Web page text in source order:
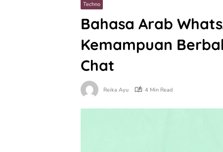
Techno
Bahasa Arab
Kemampuan
Chat
Reika Ayu 4 Min Read